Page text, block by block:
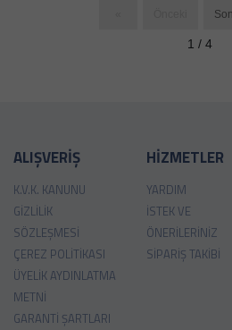
1 / 4
ALIŞVERİŞ
K.V.K. KANUNU
GIZLILIK
SÖZLEŞMESI
ÇEREZ POLITIKASI
ÜYELIK AYDINLATMA
METNI
GARANTI ŞARTLARI
HİZMETLER
YARDIM
İSTEK VE
ÖNERILERINIZ
SIPARIŞ TAKIBI